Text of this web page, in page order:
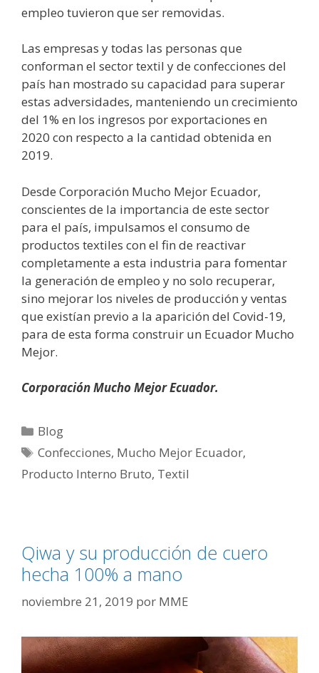
empleo tuvieron que ser removidas.
Las empresas y todas las personas que
conforman el sector textil y de confecciones del
país han mostrado su capacidad para superar
estas adversidades, manteniendo un crecimiento
del 1% en los ingresos por exportaciones en
2020 con respecto a la cantidad obtenida en
2019.
Desde Corporación Mucho Mejor Ecuador,
conscientes de la importancia de este sector
para el país, impulsamos el consumo de
productos textiles con el fin de reactivar
completamente a esta industria para fomentar
la generación de empleo y no solo recuperar,
sino mejorar los niveles de producción y ventas
que existían previo a la aparición del Covid-19,
para de esta forma construir un Ecuador Mucho
Mejor.
Corporación Mucho Mejor Ecuador.
Blog
Confecciones, Mucho Mejor Ecuador,
Producto Interno Bruto, Textil
Qiwa y su producción de cuero
hecha 100% a mano
noviembre 21, 2019 por MME